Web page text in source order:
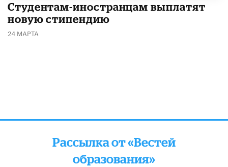
Студентам-иностранцам выплатят
новую стипендию
24 МАРТА
Рассылка от «Вестей
образования»